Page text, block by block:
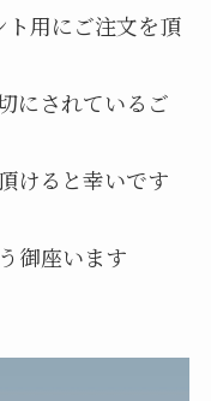
用にご注文を頂
にされているご
けると幸いです
御座います